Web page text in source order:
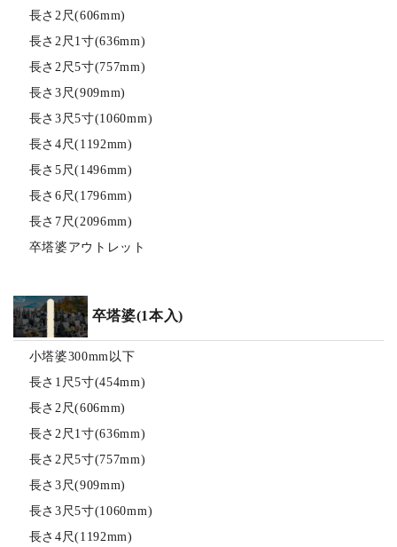
長さ2尺(606mm)
長さ2尺1寸(636mm)
長さ2尺5寸(757mm)
長さ3尺(909mm)
長さ3尺5寸(1060mm)
長さ4尺(1192mm)
長さ5尺(1496mm)
長さ6尺(1796mm)
長さ7尺(2096mm)
卒塔婆アウトレット
卒塔婆(1本入)
小塔婆300mm以下
長さ1尺5寸(454mm)
長さ2尺(606mm)
長さ2尺1寸(636mm)
長さ2尺5寸(757mm)
長さ3尺(909mm)
長さ3尺5寸(1060mm)
長さ4尺(1192mm)